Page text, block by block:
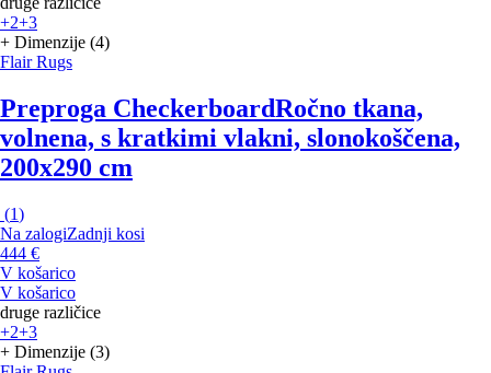
+2+3
+ Dimenzije (4)
Flair Rugs
Preproga CheckerboardRočno tkana,
volnena, s kratkimi vlakni, slonokoščena,
200x290 cm
(1)
Na zalogiZadnji kosi
444 €
V košarico
V košarico
druge različice
+2+3
+ Dimenzije (3)